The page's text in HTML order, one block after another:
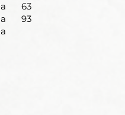
63
93